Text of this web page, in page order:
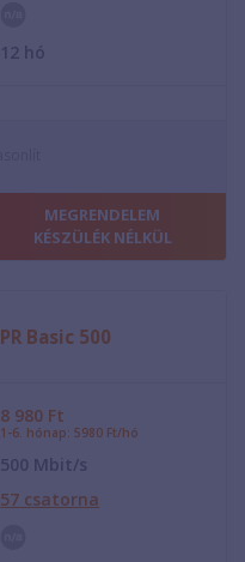
12 hó
MEGRENDELEM
KÉSZÜLÉK NÉLKÜL
PR Basic 500
8 980 Ft
1-6. hónap: 5980 Ft/hó
500 Mbit/s
57 csatorna